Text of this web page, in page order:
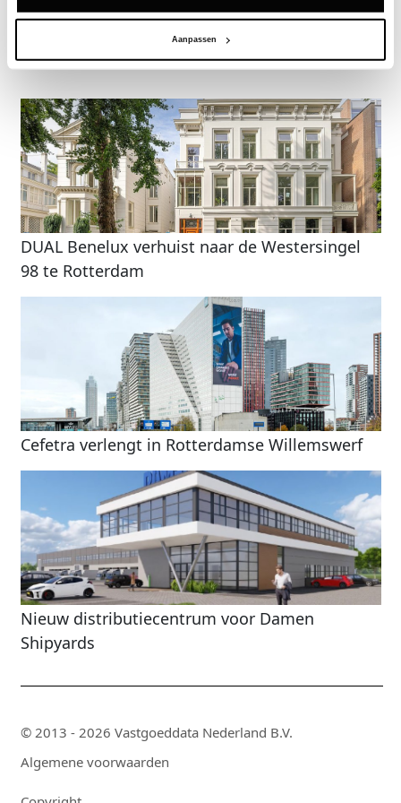
Aanpassen
Gerelateerde nieuwsberichten
DUAL Benelux verhuist naar de Westersingel
98 te Rotterdam
Cefetra verlengt in Rotterdamse Willemswerf
Nieuw distributiecentrum voor Damen
Shipyards
© 2013 - 2026 Vastgoeddata Nederland B.V.
Algemene voorwaarden